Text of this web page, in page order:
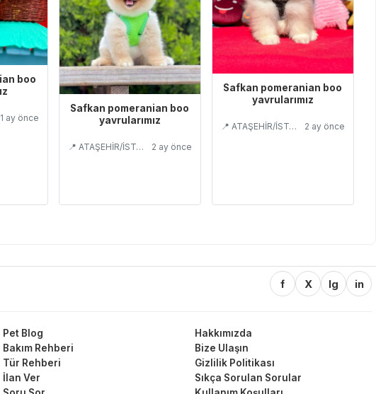
boo
1 ay önce
Safkan pomeranian boo
yavrularımız
📍 ATAŞEHİR/İSTANBUL 2 ay önce
Safkan pomeranian boo
yavrularımız
📍 ATAŞEHİR/İSTANBUL 2 ay önce
f X Ig in
Pet Blog
Bakım Rehberi
Tür Rehberi
İlan Ver
Hakkımızda
Bize Ulaşın
Gizlilik Politikası
Sıkça Sorulan Sorular